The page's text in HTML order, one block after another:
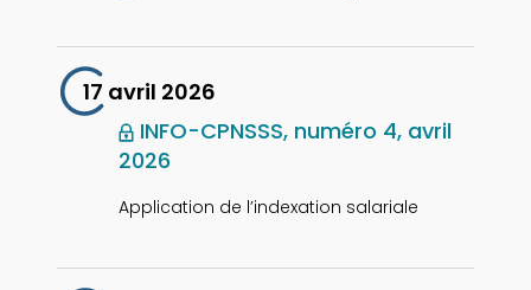
17 avril 2026
INFO-CPNSSS, numéro 4, avril
2026
Application de l’indexation salariale